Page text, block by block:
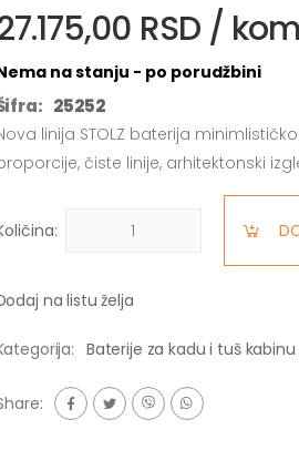
RSD / kom
na stanju - po porudžbini
25252
linija STOLZ baterija
čiste linije, arhitektonski
na listu želja
Baterije za kadu i tuš kabinu